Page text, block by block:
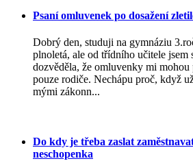
Psaní omluvenek po dosažení
Dobrý den, studuji na gymnáziu
plnoletá, ale od třídního učitele jsem
dozvěděla, že omluvenky mi mohou
pouze rodiče. Nechápu proč, když
mými zákonn...
Do kdy je třeba zaslat
neschopenka